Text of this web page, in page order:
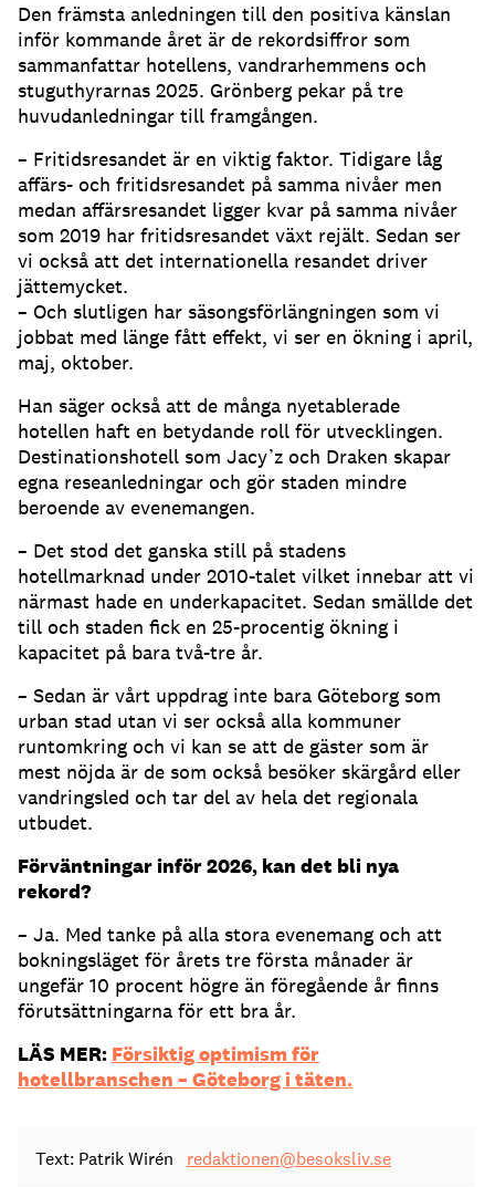
Den främsta anledningen till den positiva känslan
inför kommande året är de rekordsiffror som
sammanfattar hotellens, vandrarhemmens och
stuguthyrarnas 2025. Grönberg pekar på tre
huvudanledningar till framgången.
– Fritidsresandet är en viktig faktor. Tidigare låg
affärs- och fritidsresandet på samma nivåer men
medan affärsresandet ligger kvar på samma nivåer
som 2019 har fritidsresandet växt rejält. Sedan ser
vi också att det internationella resandet driver
jättemycket.
– Och slutligen har säsongsförlängningen som vi
jobbat med länge fått effekt, vi ser en ökning i april,
maj, oktober.
Han säger också att de många nyetablerade
hotellen haft en betydande roll för utvecklingen.
Destinationshotell som Jacy’z och Draken skapar
egna reseanledningar och gör staden mindre
beroende av evenemangen.
– Det stod det ganska still på stadens
hotellmarknad under 2010-talet vilket innebar att vi
närmast hade en underkapacitet. Sedan smällde det
till och staden fick en 25-procentig ökning i
kapacitet på bara två-tre år.
– Sedan är vårt uppdrag inte bara Göteborg som
urban stad utan vi ser också alla kommuner
runtomkring och vi kan se att de gäster som är
mest nöjda är de som också besöker skärgård eller
vandringsled och tar del av hela det regionala
utbudet.
Förväntningar inför 2026, kan det bli nya
rekord?
– Ja. Med tanke på alla stora evenemang och att
bokningsläget för årets tre första månader är
ungefär 10 procent högre än föregående år finns
förutsättningarna för ett bra år.
LÄS MER: Försiktig optimism för
hotellbranschen – Göteborg i täten.
Text: Patrik Wirén redaktionen@besoksliv.se